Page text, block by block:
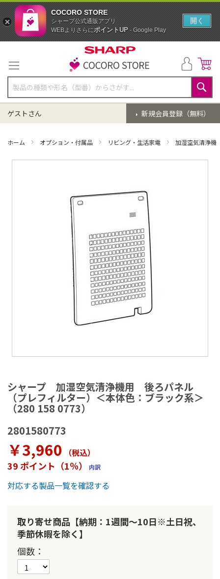
テ
ン
ツ
に
ス
キ
ッ
検
索
新規会員登録（無料）
ゲストさん
ホーム オプション・付属品 リビング・生活家電 加湿空気清浄機
シャープ 加湿空気清浄機用 後ろパネル
（プレフィルター）＜本体色：ブラック系＞
（280 158 0773）
2801580773
￥3,960 （税込）
39 ポイント（1％） 内訳
対応する製品一覧を確認する
取り寄せ商品【納期：1週間～10日※土日祝、
季節休暇を除く】
個数
メ
ー
ジ
ギ
ラ
ー
最
初
に
す
COCORO STORE
シャープ公式通販アプリ
WEBよりさらにポイントUP- Google Play
開く